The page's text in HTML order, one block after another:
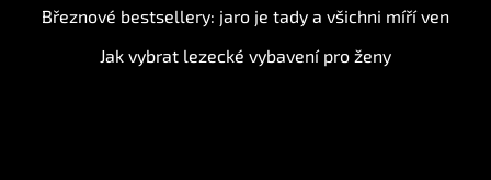
Březnové bestsellery: jaro je tady a všichni míří ven
Jak vybrat lezecké vybavení pro ženy